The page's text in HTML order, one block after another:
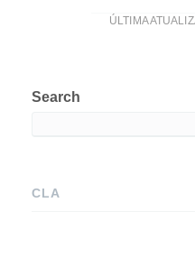
ÚLTIMA
Search
CLA